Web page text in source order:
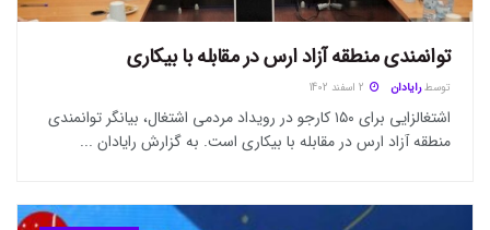
توانمندی منطقه آزاد ارس در مقابله با بیکاری
توسط رایادان
اشتغالزایی برای ۱۵۰ کارجو در رویداد مردمی اشتغال، بیانگر توانمندی
منطقه آزاد ارس در مقابله با بیکاری است. به گزارش رایادان ...